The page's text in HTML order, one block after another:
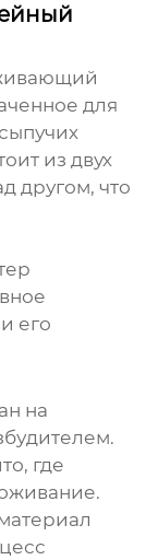
для
из двух
другом, что
его
на
где